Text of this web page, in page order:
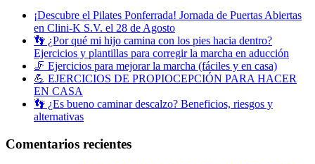
¡Descubre el Pilates Ponferrada! Jornada de Puertas Abiertas
en Clini-K S.V. el 28 de Agosto
👣 ¿Por qué mi hijo camina con los pies hacia dentro?
Ejercicios y plantillas para corregir la marcha en aducción
🦵 Ejercicios para mejorar la marcha (fáciles y en casa)
💪 EJERCICIOS DE PROPIOCEPCIÓN PARA HACER
EN CASA
👣 ¿Es bueno caminar descalzo? Beneficios, riesgos y
alternativas
Comentarios recientes